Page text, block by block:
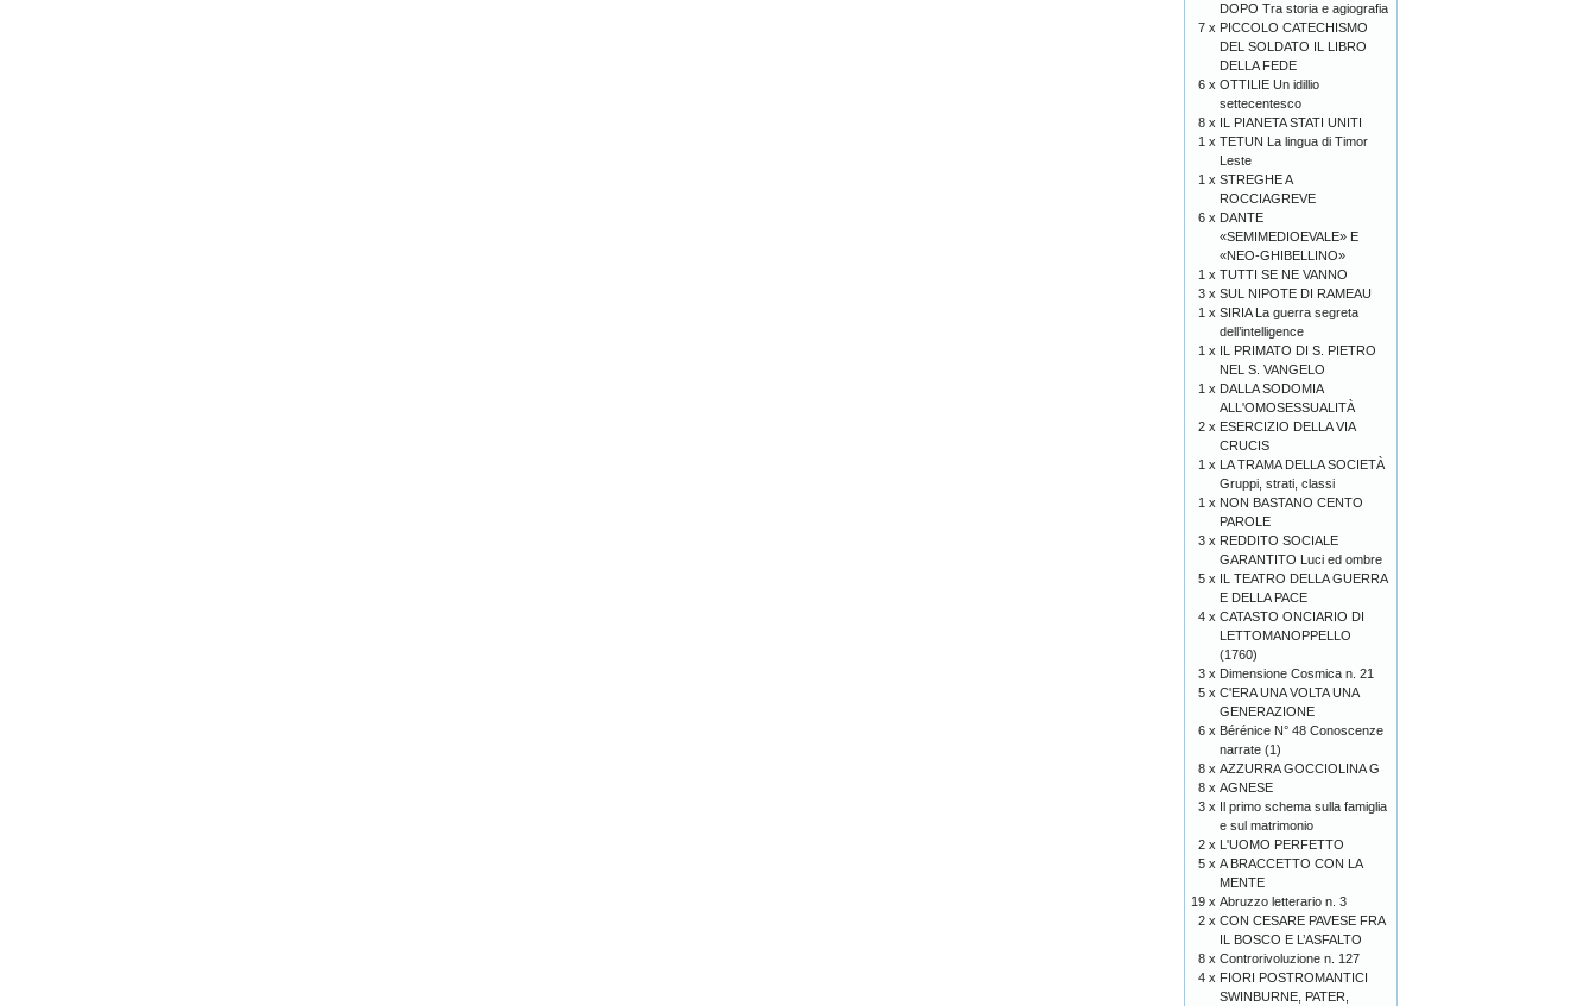
DOPO Tra storia e agiografia
7 x PICCOLO CATECHISMO
DEL SOLDATO IL LIBRO
DELLA FEDE
6 x OTTILIE Un idillio
settecentesco
8 x IL PIANETA STATI UNITI
1 x TETUN La lingua di Timor
Leste
1 x STREGHE A
ROCCIAGREVE
6 x DANTE
«SEMIMEDIOEVALE» E
«NEO-GHIBELLINO»
1 x TUTTI SE NE VANNO
3 x SUL NIPOTE DI RAMEAU
1 x SIRIA La guerra segreta
dell’intelligence
1 x IL PRIMATO DI S. PIETRO
NEL S. VANGELO
1 x DALLA SODOMIA
ALL'OMOSESSUALITÀ
2 x ESERCIZIO DELLA VIA
CRUCIS
1 x LA TRAMA DELLA SOCIETÀ
Gruppi, strati, classi
1 x NON BASTANO CENTO
PAROLE
3 x REDDITO SOCIALE
GARANTITO Luci ed ombre
5 x IL TEATRO DELLA GUERRA
E DELLA PACE
4 x CATASTO ONCIARIO DI
LETTOMANOPPELLO
(1760)
3 x Dimensione Cosmica n. 21
5 x C'ERA UNA VOLTA UNA
GENERAZIONE
6 x Bérénice N° 48 Conoscenze
narrate (1)
8 x AZZURRA GOCCIOLINA G
8 x AGNESE
3 x Il primo schema sulla famiglia
e sul matrimonio
2 x L'UOMO PERFETTO
5 x A BRACCETTO CON LA
MENTE
19 x Abruzzo letterario n. 3
2 x CON CESARE PAVESE FRA
IL BOSCO E L’ASFALTO
8 x Controrivoluzione n. 127
4 x FIORI POSTROMANTICI
SWINBURNE, PATER,